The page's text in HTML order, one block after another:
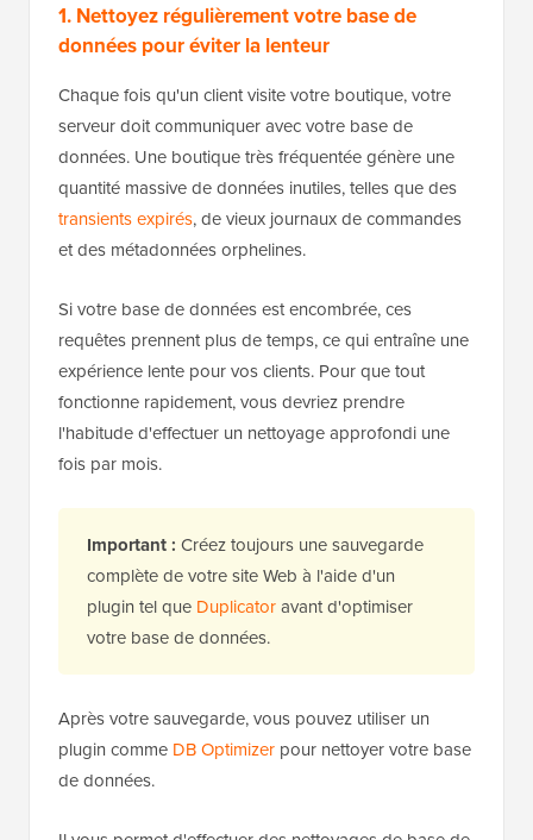
1. Nettoyez régulièrement votre base de
données pour éviter la lenteur
Chaque fois qu'un client visite votre boutique, votre
serveur doit communiquer avec votre base de
données. Une boutique très fréquentée génère une
quantité massive de données inutiles, telles que des
transients expirés, de vieux journaux de commandes
et des métadonnées orphelines.
Si votre base de données est encombrée, ces
requêtes prennent plus de temps, ce qui entraîne une
expérience lente pour vos clients. Pour que tout
fonctionne rapidement, vous devriez prendre
l'habitude d'effectuer un nettoyage approfondi une
fois par mois.
Important : Créez toujours une sauvegarde
complète de votre site Web à l'aide d'un
plugin tel que Duplicatoravant d'optimiser
votre base de données.
Après votre sauvegarde, vous pouvez utiliser un
plugin comme DB Optimizer pour nettoyer votre base
de données.